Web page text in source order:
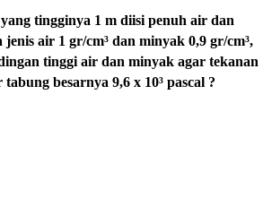
tingginya 1 m diisi penuh air dan
jenis air 1 gr/cm³ dan minyak 0,9 gr/cm³,
tinggi air dan minyak agar tekanan
besarnya 9,6 x 10³ pascal ?